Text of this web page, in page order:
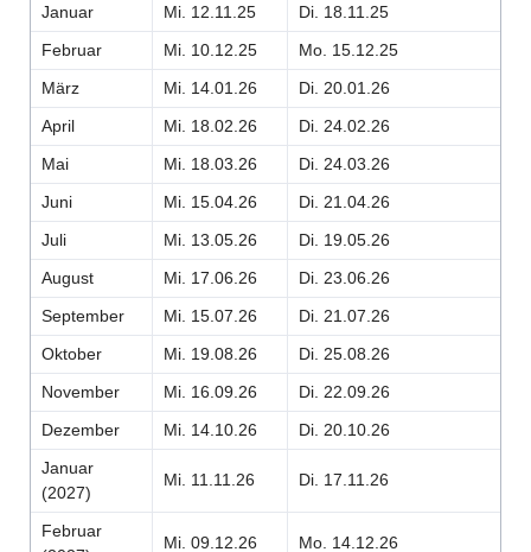
Januar Mi. 12.11.25
Di. 18.11.25
Februar
Mi. 10.12.25
Mo. 15.12.25
März
Mi. 14.01.26
Di. 20.01.26
April
Mi. 18.02.26
Di. 24.02.26
Mai
Mi. 18.03.26
Di. 24.03.26
Juni
Mi. 15.04.26
Di. 21.04.26
Juli
Mi. 13.05.26
Di. 19.05.26
August
Mi. 17.06.26
Di. 23.06.26
September
Mi. 15.07.26
Di. 21.07.26
Oktober
Mi. 19.08.26
Di. 25.08.26
November
Mi. 16.09.26
Di. 22.09.26
Dezember
Mi. 14.10.26
Di. 20.10.26
Januar
(2027)
Mi. 11.11.26 Di. 17.11.26
Februar
Mi. 09.12.26 Mo. 14.12.26